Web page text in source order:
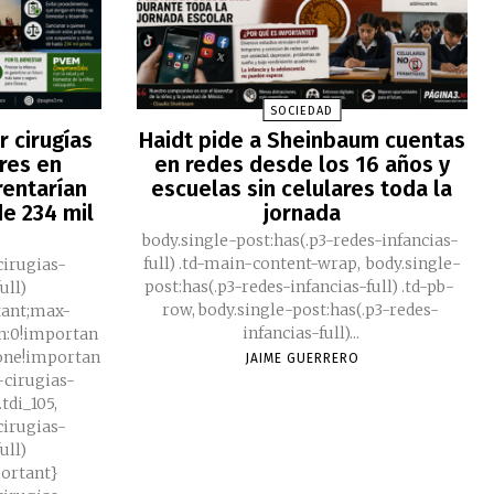
cirugías
en
234 mil
cirugias-
SOCIEDAD
Haidt pide a Sheinbaum cuentas
en redes desde los 16 años y
escuelas sin celulares toda la
jornada
body.single-post:has(.p3-redes-infancias-
full) .td-main-content-wrap, body.single-
post:has(.p3-redes-infancias-full) .td-pb-
row, body.single-post:has(.p3-redes-
infancias-full)...
JAIME GUERRERO